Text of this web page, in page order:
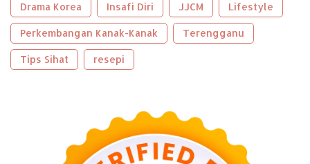
►2023 (56)
►December 2023(2)
►October 2023 (2)
►September 2023(5)
►August 2023(9)
(6)
February 2023
(6)
January 2023 (13)
Drama Korea Insafi Diri JJCM Lifestyle
Perkembangan Kanak-Kanak Terengganu
Tips Sihat resepi